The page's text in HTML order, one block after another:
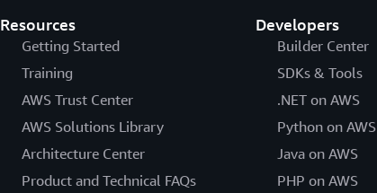
Resources
Getting Started
Training
AWS Trust Center
AWS Solutions Library
Architecture Center
Product and Technical FAQs
Developers
Builder Center
SDKs & Tools
.NET on AWS
Python on AWS
Java on AWS
PHP on AWS